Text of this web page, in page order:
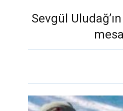
Sevgül